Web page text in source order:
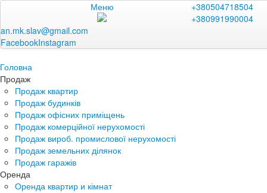
Меню
+380504718504
+380991990004
an.mk.slav@gmail.com
FacebookInstagram
Головна
Продаж
Продаж квартир
Продаж будинків
Продаж офісних приміщень
Продаж комерційної нерухомості
Продаж вироб. промислової нерухомості
Продаж земельних ділянок
Продаж гаражів
Оренда
Оренда квартир и кімнат